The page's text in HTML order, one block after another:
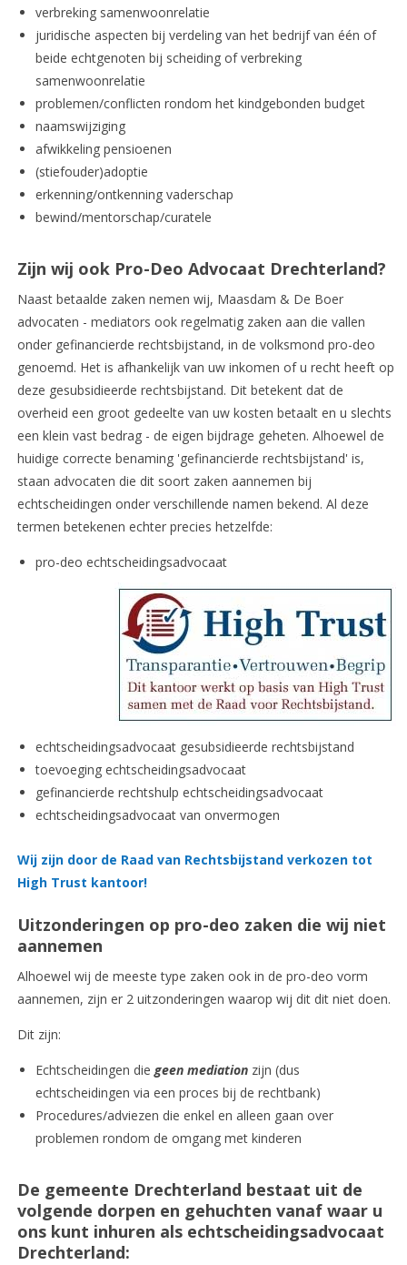
verbreking samenwoonrelatie
juridische aspecten bij verdeling van het bedrijf van één of
beide echtgenoten bij scheiding of verbreking
samenwoonrelatie
problemen/conflicten rondom het kindgebonden budget
naamswijziging
afwikkeling pensioenen
(stiefouder)adoptie
erkenning/ontkenning vaderschap
bewind/mentorschap/curatele
Zijn wij ook Pro-Deo Advocaat Drechterland?
Naast betaalde zaken nemen wij, Maasdam & De Boer
advocaten - mediators ook regelmatig zaken aan die vallen
onder gefinancierde rechtsbijstand, in de volksmond pro-deo
genoemd. Het is afhankelijk van uw inkomen of u recht heeft op
deze gesubsidieerde rechtsbijstand. Dit betekent dat de
overheid een groot gedeelte van uw kosten betaalt en u slechts
een klein vast bedrag - de eigen bijdrage geheten. Alhoewel de
huidige correcte benaming 'gefinancierde rechtsbijstand' is,
staan advocaten die dit soort zaken aannemen bij
echtscheidingen onder verschillende namen bekend. Al deze
termen betekenen echter precies hetzelfde:
pro-deo echtscheidingsadvocaat
echtscheidingsadvocaat gesubsidieerde rechtsbijstand
toevoeging echtscheidingsadvocaat
gefinancierde rechtshulp echtscheidingsadvocaat
echtscheidingsadvocaat van onvermogen
Wij zijn door de Raad van Rechtsbijstand verkozen tot
High Trust kantoor!
Uitzonderingen op pro-deo zaken die wij niet
aannemen
Alhoewel wij de meeste type zaken ook in de pro-deo vorm
aannemen, zijn er 2 uitzonderingen waarop wij dit dit niet doen.
Dit zijn:
Echtscheidingen die geen mediationzijn (dus
echtscheidingen via een proces bij de rechtbank)
Procedures/adviezen die enkel en alleen gaan over
problemen rondom de omgang met kinderen
De gemeente Drechterland bestaat uit de
volgende dorpen en gehuchten vanaf waar u
ons kunt inhuren als echtscheidingsadvocaat
Drechterland: